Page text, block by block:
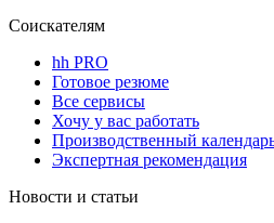
Соискателям
hh PRO
Готовое резюме
Все сервисы
Хочу у вас работать
Производственный
Экспертная рекомендация
Новости и статьи